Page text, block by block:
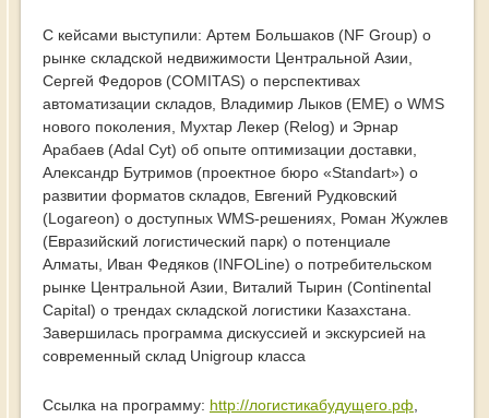
С кейсами выступили: Артем Большаков (NF Group) о
рынке складской недвижимости Центральной Азии,
Сергей Федоров (COMITAS) о перспективах
автоматизации складов, Владимир Лыков (EME) о WMS
нового поколения, Мухтар Лекер (Relog) и Эрнар
Арабаев (Adal Cyt) об опыте оптимизации доставки,
Александр Бутримов (проектное бюро «Standart») о
развитии форматов складов, Евгений Рудковский
(Logareon) о доступных WMS-решениях, Роман Жужлев
(Евразийский логистический парк) о потенциале
Алматы, Иван Федяков (INFOLine) о потребительском
рынке Центральной Азии, Виталий Тырин (Continental
Capital) о трендах складской логистики Казахстана.
Завершилась программа дискуссией и экскурсией на
современный склад Unigroup класса
Ссылка на программу: http://логистикабудущего.рф